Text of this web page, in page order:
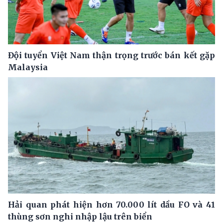
Đội tuyển Việt Nam thận trọng trước bán kết gặp
Malaysia
Hải quan phát hiện hơn 70.000 lít dầu FO và 41
thùng sơn nghi nhập lậu trên biển